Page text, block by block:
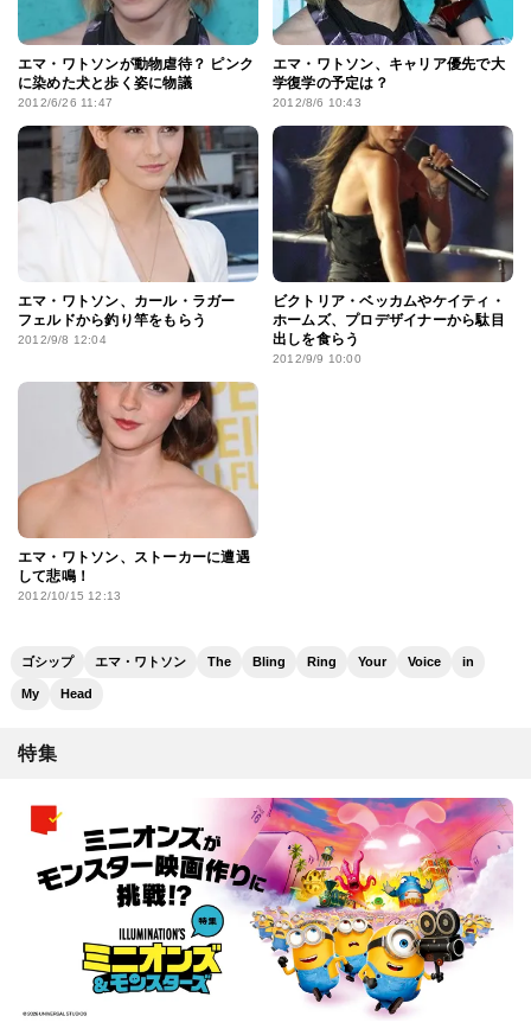
エマ・ワトソンが動物虐待？ ピンク
に染めた犬と歩く姿に物議
2012/6/26 11:47
エマ・ワトソン、キャリア優先で大
学復学の予定は？
2012/8/6 10:43
エマ・ワトソン、カール・ラガー
フェルドから釣り竿をもらう
2012/9/8 12:04
ビクトリア・ベッカムやケイティ・
ホームズ、プロデザイナーから駄目
出しを食らう
2012/9/9 10:00
エマ・ワトソン、ストーカーに遭遇
して悲鳴！
2012/10/15 12:13
ゴシップ エマ・ワトソン The Bling Ring Your Voice in
My Head
特集